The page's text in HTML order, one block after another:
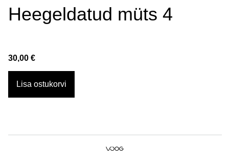
Heegeldatud müts 4
30,00 €
Lisa ostukorvi